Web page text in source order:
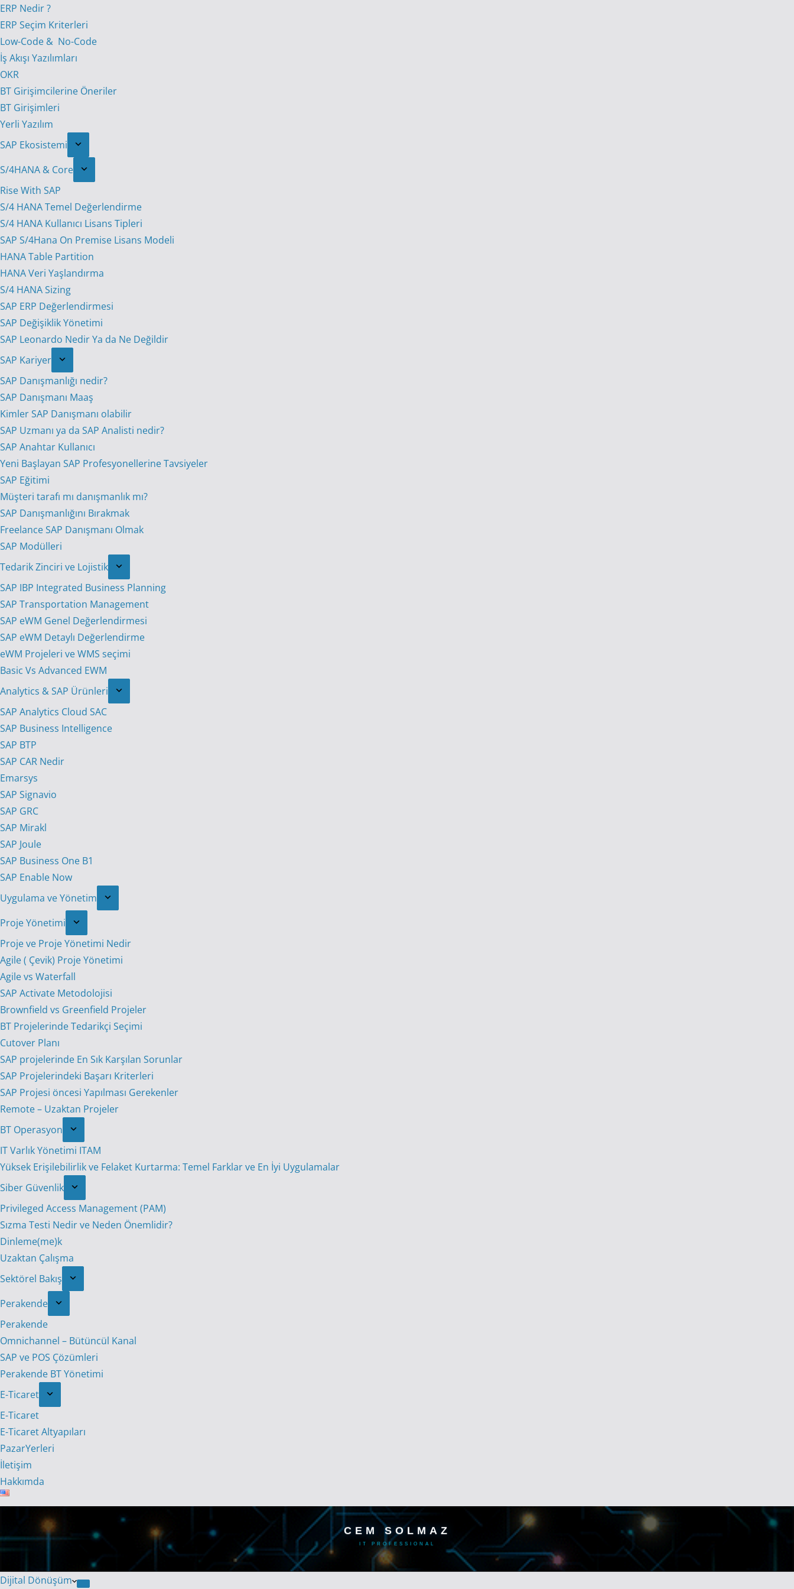
ERP Nedir ?
ERP Seçim Kriterleri
Low-Code & No-Code
İş Akışı Yazılımları
OKR
BT Girişimcilerine Öneriler
BT Girişimleri
Yerli Yazılım
SAP Ekosistemi
S/4HANA & Core
Rise With SAP
S/4 HANA Temel Değerlendirme
S/4 HANA Kullanıcı Lisans Tipleri
SAP S/4Hana On Premise Lisans Modeli
HANA Table Partition
HANA Veri Yaşlandırma
S/4 HANA Sizing
SAP ERP Değerlendirmesi
SAP Değişiklik Yönetimi
SAP Leonardo Nedir Ya da Ne Değildir
SAP Kariyer
SAP Danışmanlığı nedir?
SAP Danışmanı Maaş
Kimler SAP Danışmanı olabilir
SAP Uzmanı ya da SAP Analisti nedir?
SAP Anahtar Kullanıcı
Yeni Başlayan SAP Profesyonellerine Tavsiyeler
SAP Eğitimi
Müşteri tarafı mı danışmanlık mı?
SAP Danışmanlığını Bırakmak
Freelance SAP Danışmanı Olmak
SAP Modülleri
Tedarik Zinciri ve Lojistik
SAP IBP Integrated Business Planning
SAP Transportation Management
SAP eWM Genel Değerlendirmesi
SAP eWM Detaylı Değerlendirme
eWM Projeleri ve WMS seçimi
Basic Vs Advanced EWM
Analytics & SAP Ürünleri
SAP Analytics Cloud SAC
SAP Business Intelligence
SAP BTP
SAP CAR Nedir
Emarsys
SAP Signavio
SAP GRC
SAP Mirakl
SAP Joule
SAP Business One B1
SAP Enable Now
Uygulama ve Yönetim
Proje Yönetimi
Proje ve Proje Yönetimi Nedir
Agile ( Çevik) Proje Yönetimi
Agile vs Waterfall
SAP Activate Metodolojisi
Brownfield vs Greenfield Projeler
BT Projelerinde Tedarikçi Seçimi
Cutover Planı
SAP projelerinde En Sık Karşılan Sorunlar
SAP Projelerindeki Başarı Kriterleri
SAP Projesi öncesi Yapılması Gerekenler
Remote – Uzaktan Projeler
BT Operasyon
IT Varlık Yönetimi ITAM
Yüksek Erişilebilirlik ve Felaket Kurtarma: Temel Farklar ve En İyi Uygulamalar
Siber Güvenlik
Privileged Access Management (PAM)
Sızma Testi Nedir ve Neden Önemlidir?
Dinleme(me)k
Uzaktan Çalışma
Sektörel Bakış
Perakende
Perakende
Omnichannel – Bütüncül Kanal
SAP ve POS Çözümleri
Perakende BT Yönetimi
E-Ticaret
E-Ticaret
E-Ticaret Altyapıları
PazarYerleri
İletişim
Hakkımda
CEM SOLMAZ
IT PROFESSIONAL
Dijital Dönüşüm